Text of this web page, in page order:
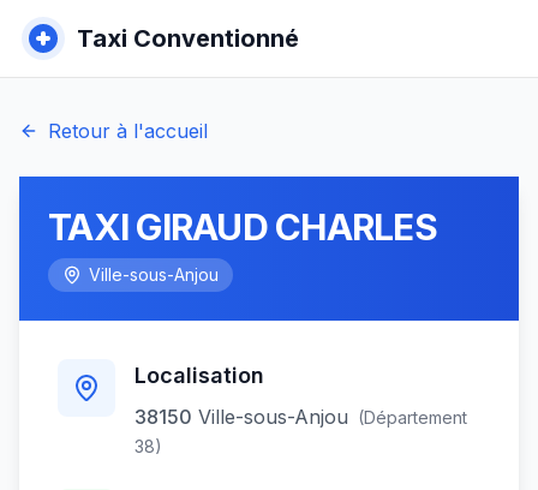
Taxi Conventionné
Retour à l'accueil
TAXI GIRAUD CHARLES
Ville-sous-Anjou
Localisation
38150 Ville-sous-Anjou (Département
38)